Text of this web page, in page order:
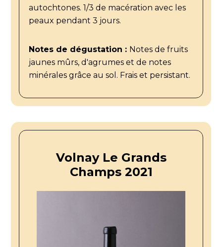
autochtones. 1/3 de macération avec les
peaux pendant 3 jours.
Notes de dégustation : Notes de fruits
jaunes mûrs, d'agrumes et de notes
minérales grâce au sol. Frais et persistant.
Volnay Le Grands
Champs 2021